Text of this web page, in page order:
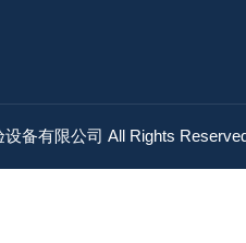
设备有限公司 All Rights